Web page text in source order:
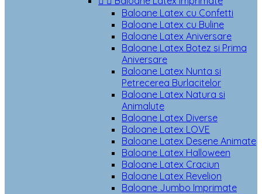
Baloane Latex cu Confetti
Baloane Latex cu Buline
Baloane Latex Aniversare
Baloane Latex Botez si Prima
Aniversare
Baloane Latex Nunta si
Petrecerea Burlacitelor
Baloane Latex Natura si
Animalute
Baloane Latex Diverse
Baloane Latex LOVE
Baloane Latex Desene Animate
Baloane Latex Halloween
Baloane Latex Craciun
Baloane Latex Revelion
Baloane Jumbo Imprimate